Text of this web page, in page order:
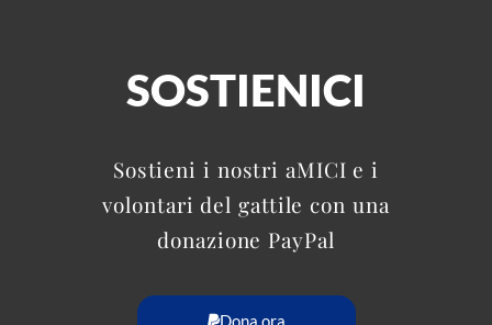
SOSTIENICI
Sostieni i nostri aMICI e i
volontari del gattile con una
donazione PayPal
Dona ora